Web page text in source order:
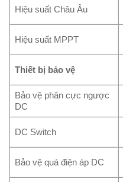
Hiệu suất Châu Âu
Hiệu suất MPPT
Thiết bị bảo vệ
Bảo vệ phân cực ngược
DC
DC Switch
Bảo vệ quá điện áp DC